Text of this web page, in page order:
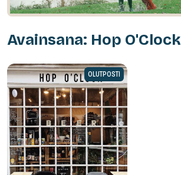
Avainsana: Hop O'Clock
OLUTPOSTI